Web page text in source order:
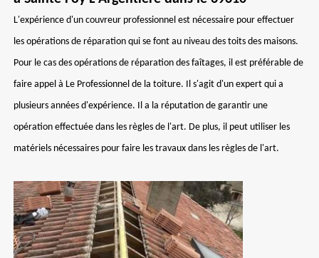
L'expérience d'un couvreur professionnel est nécessaire pour effectuer
les opérations de réparation qui se font au niveau des toits des maisons.
Pour le cas des opérations de réparation des faîtages, il est préférable de
faire appel à Le Professionnel de la toiture. Il s'agit d'un expert qui a
plusieurs années d'expérience. Il a la réputation de garantir une
opération effectuée dans les règles de l'art. De plus, il peut utiliser les
matériels nécessaires pour faire les travaux dans les règles de l'art.